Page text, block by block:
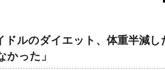
ドルのダイエット、体重半減し
かった」